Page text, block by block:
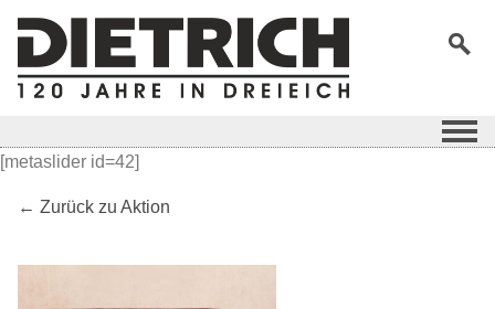
[metaslider id=42]
← Zurück zu Aktion